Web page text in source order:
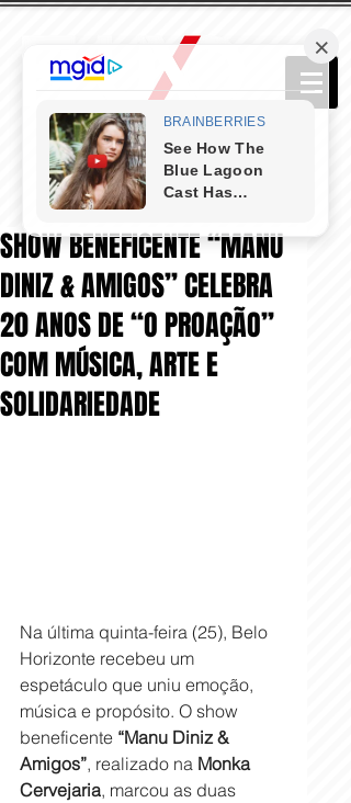
SHOW BENEFICENTE “MANU
DINIZ & AMIGOS” CELEBRA
20 ANOS DE “O PROAÇÃO”
COM MÚSICA, ARTE E
SOLIDARIEDADE
Na última quinta-feira (25), Belo
Horizonte recebeu um
espetáculo que uniu emoção,
música e propósito. O show
beneficente “Manu Diniz &
Amigos”, realizado na Monka
Cervejaria, marcou as duas